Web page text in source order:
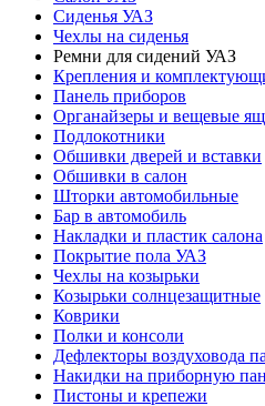
Сиденья УАЗ
Чехлы на сиденья
Ремни для сидений УАЗ
Крепления и
Панель приборов
Органайзеры и вещевые
Подлокотники
Обшивки дверей и вставки
Обшивки в салон
Шторки автомобильные
Бар в автомобиль
Накладки и пластик салона
Покрытие пола УАЗ
Чехлы на козырьки
Козырьки солнцезащитные
Коврики
Полки и консоли
Дефлекторы воздуховода
Накидки на приборную
Пистоны и крепежи